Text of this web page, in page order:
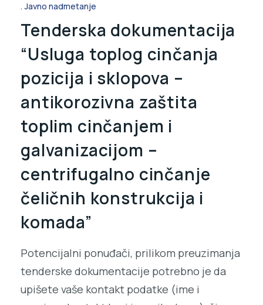
Javno nadmetanje
Tenderska dokumentacija
“Usluga toplog cinčanja
pozicija i sklopova –
antikorozivna zaštita
toplim cinčanjem i
galvanizacijom –
centrifugalno cinčanje
čeličnih konstrukcija i
komada”
Potencijalni ponuđači, prilikom preuzimanja
tenderske dokumentacije potrebno je da
upišete vaše kontakt podatke (ime i